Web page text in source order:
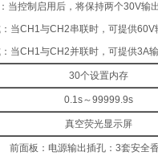
当控制启用后，将保持两个30V输
当CH1与CH2串联时，可提供60V
当CH1与CH2并联时，可提供3A
30个设置内存
0.1s～99999.9s
真空荧光显示屏
前面板：电源输出插孔：3套安全